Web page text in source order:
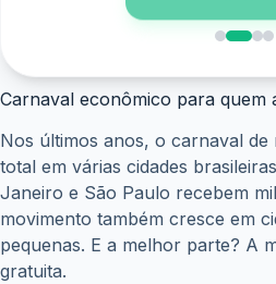
Carnaval econômico para quem
Nos últimos anos, o carnaval
total em várias cidades
Janeiro e São Paulo recebem
movimento também cresce em
pequenas. E a melhor parte? A
gratuita.